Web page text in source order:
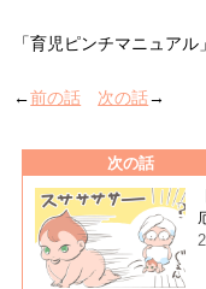
「育児ピンチマニュア
←前の話 次の話→
次の話